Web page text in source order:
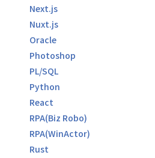
Next.js
Nuxt.js
Oracle
Photoshop
PL/SQL
Python
React
RPA(Biz Robo)
RPA(WinActor)
Rust